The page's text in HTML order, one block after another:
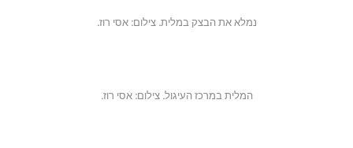
נמלא את הבצק במלית. צילום: אסי רוז.
המלית במרכז העיגול. צילום: אסי רוז.